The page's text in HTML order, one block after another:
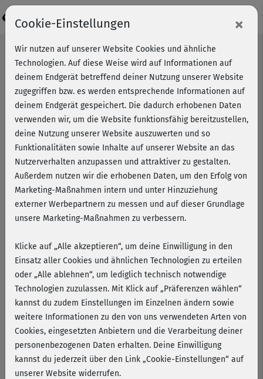
HIIT - der Turbo fürs Training
High Intensity Intervall-Training (HIIT) – kurz,
intensiv, wirksam
sportmedizinisch gut untersuchte Trainingsform,
bei der sich sehr intensive Belastungsphasen mit
aktiven Erholungsphasen abwechseln. Ziel ist es,
Cookie-Einstellungen ×
Wir nutzen auf unserer Website Cookies und ähnliche
Technologien. Auf diese Weise wird auf Informationen auf
deinem Endgerät betreffend deiner Nutzung unserer Website
zugegriffen bzw. es werden entsprechende Informationen auf
deinem Endgerät gespeichert. Die dadurch erhobenen Daten
verwenden wir, um die Website funktionsfähig bereitzustellen,
deine Nutzung unserer Website auszuwerten und so
Funktionalitäten sowie Inhalte auf unserer Website an das
Nutzerverhalten anzupassen und attraktiver zu gestalten.
Außerdem nutzen wir die erhobenen Daten, um den Erfolg von
Marketing-Maßnahmen intern und unter Hinzuziehung
externer Werbepartnern zu messen und auf dieser Grundlage
unsere Marketing-Maßnahmen zu verbessern.
Klicke auf „Alle akzeptieren“, um deine Einwilligung in den
Einsatz aller Cookies und ähnlichen Technologien zu erteilen
oder „Alle ablehnen“, um lediglich technisch notwendige
Technologien zuzulassen. Mit Klick auf „Präferenzen wählen“
kannst du zudem Einstellungen im Einzelnen ändern sowie
weitere Informationen zu den von uns verwendeten Arten von
Cookies, eingesetzten Anbietern und die Verarbeitung deiner
personenbezogenen Daten erhalten. Deine Einwilligung
kannst du jederzeit über den Link „Cookie-Einstellungen“ auf
unserer Website widerrufen.